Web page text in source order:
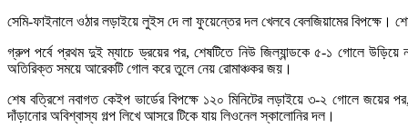
সেমি-ফাইনালে ওঠার লড়াইয়ে লুইস দে লা ফুয়েন্তের দল খেলবে বেলজিয়ামের
গ্রুপ পর্বে প্রথম দুই ম্যাচে ড্রয়ের পর, শেষটিতে নিউ জিল্যান্ডকে ৫-১ গোলে উড়িয়ে
অতিরিক্ত সময়ে আরেকটি গোল করে তুলে নেয় রোমাঞ্চকর জয়।
শেষ বত্রিশে নবাগত কেইপ ভার্ডের বিপক্ষে ১২০ মিনিটের লড়াইয়ে ৩-২ গোলে জয়ের
দাঁড়ানোর অবিশ্বাস্য গল্প লিখে আসরে টিকে যায় লিওনেল স্কালোনির দল।